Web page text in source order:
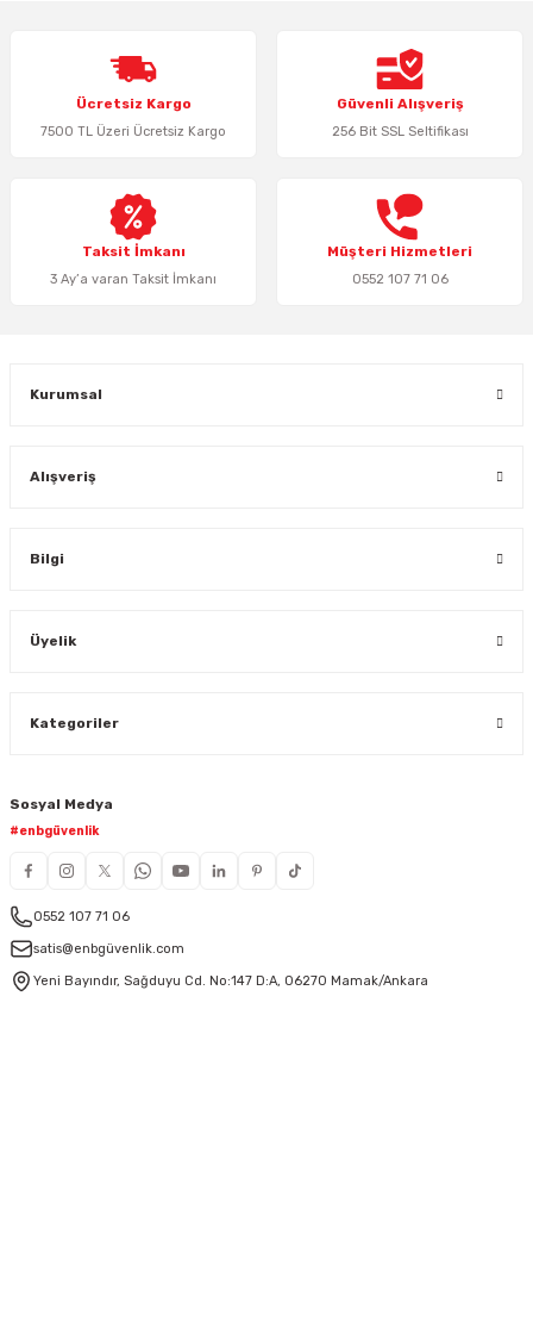
Ürün resmi kalitesiz, bozuk veya görüntülenemiyor.
Ürün açıklamasında eksik bilgiler bulunuyor.
Ürün bilgilerinde hatalar bulunuyor.
Bu ürüne benzer farklı alternatifler olmalı.
Ücretsiz Kargo
7500 TL Üzeri Ücretsiz Kargo
Güvenli Alışveriş
256 Bit SSL Seltifikası
Taksit İmkanı
3 Ay’a varan Taksit İmkanı
Müşteri Hizmetleri
0552 107 71 06
Kurumsal
Alışveriş
Bilgi
Üyelik
Kategoriler
Sosyal Medya
#enbgüvenlik
0552 107 71 06
satis@enbgüvenlik.com
Yeni Bayındır, Sağduyu Cd. No:147 D:A, 06270 Mamak/Ankara